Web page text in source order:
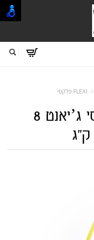
FLEXI פלקסי
רצועה נמתחת פלקסי ג’יאנט 8